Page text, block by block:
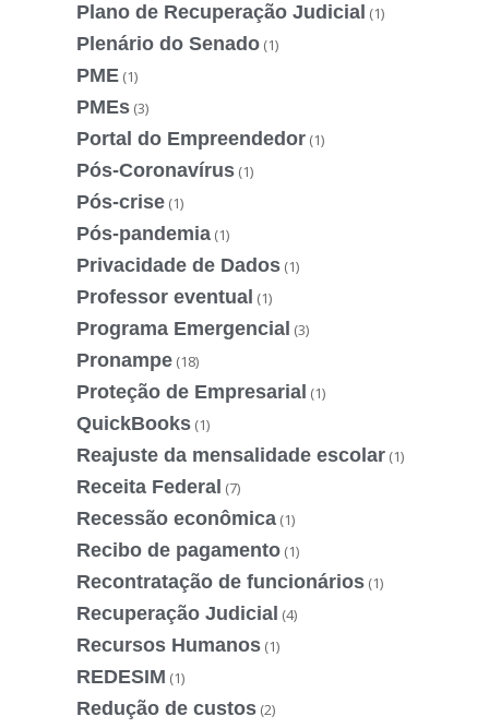
Plano de Recuperação Judicial (1)
Plenário do Senado (1)
PME (1)
PMEs (3)
Portal do Empreendedor (1)
Pós-Coronavírus (1)
Pós-crise (1)
Pós-pandemia (1)
Privacidade de Dados (1)
Professor eventual (1)
Programa Emergencial (3)
Pronampe (18)
Proteção de Empresarial (1)
QuickBooks (1)
Reajuste da mensalidade escolar (1)
Receita Federal (7)
Recessão econômica (1)
Recibo de pagamento (1)
Recontratação de funcionários (1)
Recuperação Judicial (4)
Recursos Humanos (1)
REDESIM (1)
Redução de custos (2)